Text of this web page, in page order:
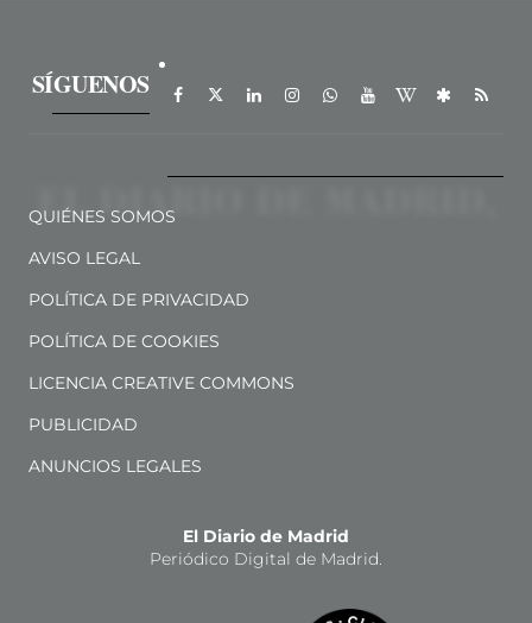
SÍGUENOS
QUIÉNES SOMOS
AVISO LEGAL
POLÍTICA DE PRIVACIDAD
POLÍTICA DE COOKIES
LICENCIA CREATIVE COMMONS
PUBLICIDAD
ANUNCIOS LEGALES
El Diario de Madrid
Periódico Digital de Madrid.